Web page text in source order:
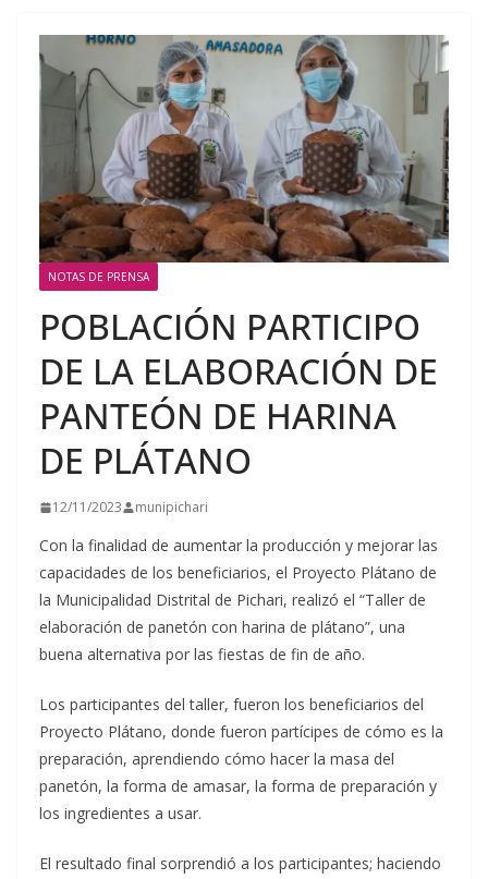
NOTAS DE PRENSA
POBLACIÓN PARTICIPO
DE LA ELABORACIÓN DE
PANTEÓN DE HARINA
DE PLÁTANO
12/11/2023 munipichari
Con la finalidad de aumentar la producción y mejorar las
capacidades de los beneficiarios, el Proyecto Plátano de
la Municipalidad Distrital de Pichari, realizó el “Taller de
elaboración de panetón con harina de plátano”, una
buena alternativa por las fiestas de fin de año.
Los participantes del taller, fueron los beneficiarios del
Proyecto Plátano, donde fueron partícipes de cómo es la
preparación, aprendiendo cómo hacer la masa del
panetón, la forma de amasar, la forma de preparación y
los ingredientes a usar.
El resultado final sorprendió a los participantes; haciendo